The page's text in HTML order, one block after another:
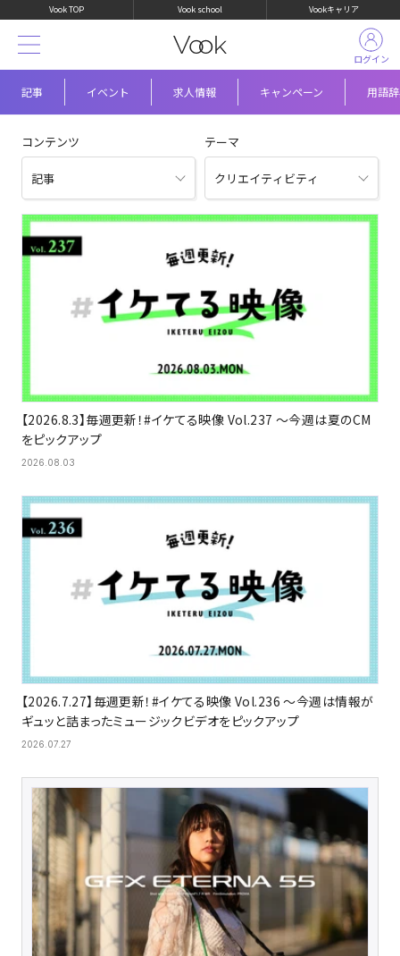
Vook TOP Vook school Vookキャリア
記事 イベント 求人情報 キャンペーン 用語
ログイン
コンテンツ テーマ
【2026.8.3】毎週更新！#イケてる映像 Vol.237 〜今週は夏のCM
をピックアップ
2026.08.03
【2026.7.27】毎週更新！#イケてる映像 Vol.236 〜今週は情報が
ギュッと詰まったミュージックビデオをピックアップ
2026.07.27